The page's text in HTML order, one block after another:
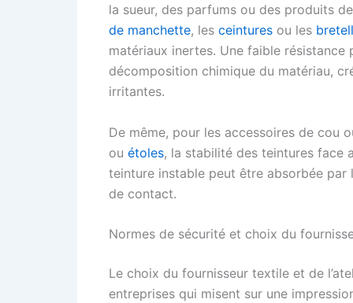
la sueur, des parfums ou des produits
de manchette, les ceintures ou les
matériaux inertes. Une faible
décomposition chimique du matériau,
irritantes.
De même, pour les accessoires de cou
ou étoles, la stabilité des teintures face
teinture instable peut être absorbée par
de contact.
Normes de sécurité et choix du
Le choix du fournisseur textile et de
entreprises qui misent sur une